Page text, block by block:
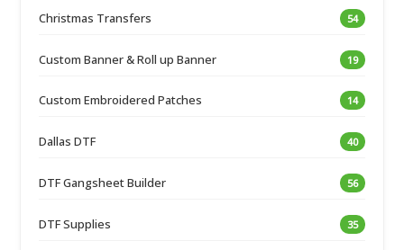
Christmas Transfers 54
Custom Banner & Roll up Banner 19
Custom Embroidered Patches 14
Dallas DTF 40
DTF Gangsheet Builder 56
DTF Supplies 35